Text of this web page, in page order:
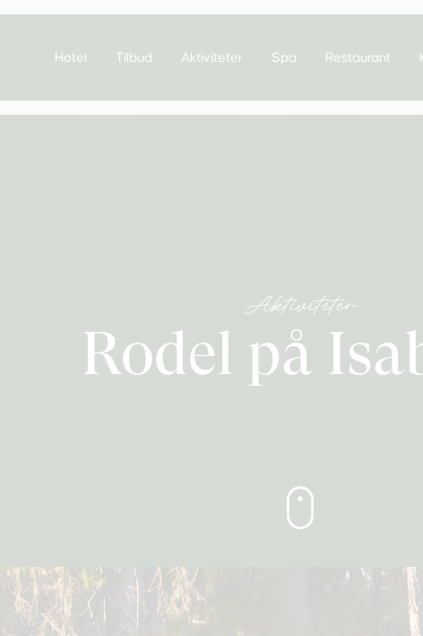
Hotel Tilbud Aktiviteter Spa Restaurant
Aktiviteter
Rodel på